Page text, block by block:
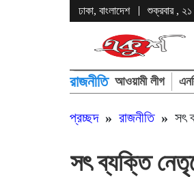
ঢাকা, বাংলাদেশ শুক্রবার , ২১
রাজনীতি আওয়ামী লীগ
প্রচ্ছদ» রাজনীতি» সৎ
সৎ ব্যক্তি